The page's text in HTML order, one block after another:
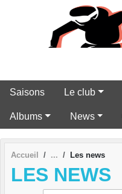
Saisons Le club
Albums News
Accueil Les news
LES NEWS
Panneau de gestion des